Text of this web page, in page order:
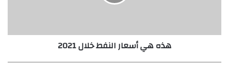
هذه هي أسعار النفط خلال 2021